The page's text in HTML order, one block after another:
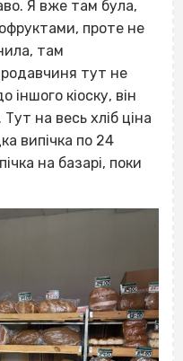
Я вже там була,
проте не
там
тут не
іншого кіоску, він
на весь хліб ціна
випічка по 24
на базарі, поки